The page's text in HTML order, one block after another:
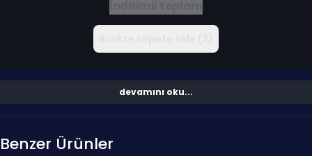
devamını oku...
Benzer Ürünler